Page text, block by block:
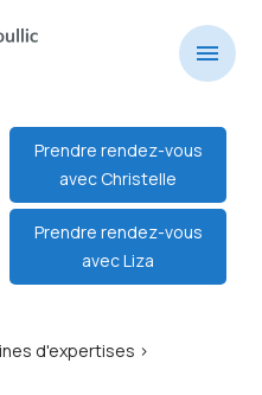
menu
Prendre rendez-vous
avec Christelle
Prendre rendez-vous
avec Liza
d'expertises >